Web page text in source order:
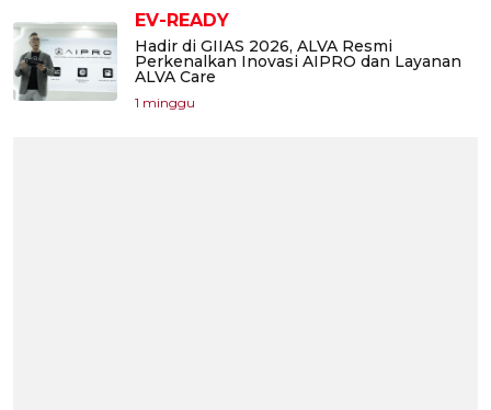
EV-READY
Hadir di GIIAS 2026, ALVA Resmi
Perkenalkan Inovasi AIPRO dan Layanan
ALVA Care
1 minggu